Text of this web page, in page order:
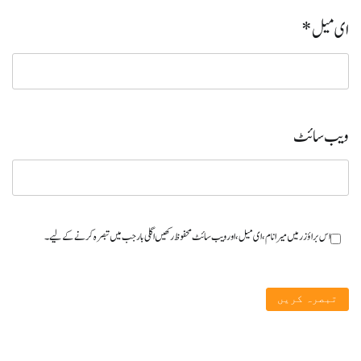
ای میل*
ویب‌ سائٹ
اس براؤزر میں میرا نام، ای میل، اور ویب سائٹ محفوظ رکھیں اگلی بار جب میں تبصرہ کرنے کےلیے۔